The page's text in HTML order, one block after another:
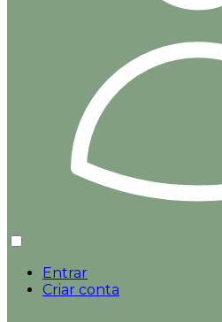
Entrar
Criar conta